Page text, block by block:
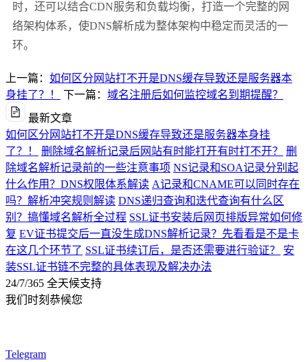
时，还可以结合CDN服务和负载均衡，打造一个完整的网
络架构体系，使DNS解析成为整体架构中稳定而灵活的一
环。
上一篇： 如何区分网站打不开是DNS缓存导致还是服务器本
身挂了？！
下一篇： 域名注册后如何监控域名到期提醒？
最新文章
如何区分网站打不开是DNS缓存导致还是服务器本身挂
了？！
删除域名解析记录后网站有时能打开有时打不开？
删
除域名解析记录前的一些注意事项 NS记录和SOA记录分别起
什么作用？DNS权限体系解读 A记录和CNAME可以同时存在
吗？解析冲突规则解读 DNS递归查询和迭代查询有什么区
别？搞懂域名解析全过程 SSL证书安装后网页排版异常如何修
复 EV证书提交后一直没生成DNS解析记录？先看看是不是卡
在这几个环节了 SSL证书续订后，是否还需要进行验证？
安
装SSL证书链不完整的具体表现及解决办法
24/7/365 全天候支持
我们时刻恭候您
Telegram